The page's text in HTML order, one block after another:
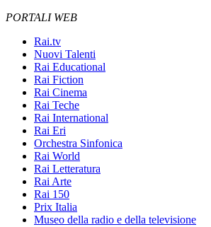
PORTALI WEB
Rai.tv
Nuovi Talenti
Rai Educational
Rai Fiction
Rai Cinema
Rai Teche
Rai International
Rai Eri
Orchestra Sinfonica
Rai World
Rai Letteratura
Rai Arte
Rai 150
Prix Italia
Museo della radio e della televisione